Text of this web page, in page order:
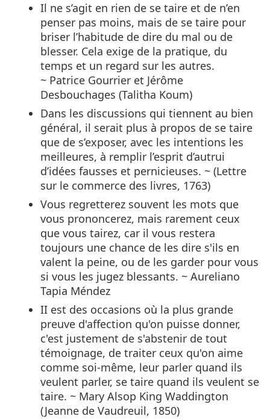
Il ne s’agit en rien de se taire et de n’en
penser pas moins, mais de se taire pour
briser l’habitude de dire du mal ou de
blesser. Cela exige de la pratique, du
temps et un regard sur les autres.
~ Patrice Gourrier et Jérôme
Desbouchages (Talitha Koum)
Dans les discussions qui tiennent au bien
général, il serait plus à propos de se taire
que de s’exposer, avec les intentions les
meilleures, à remplir l’esprit d’autrui
d’idées fausses et pernicieuses. ~ (Lettre
sur le commerce des livres, 1763)
Vous regretterez souvent les mots que
vous prononcerez, mais rarement ceux
que vous tairez, car il vous restera
toujours une chance de les dire s'ils en
valent la peine, ou de les garder pour vous
si vous les jugez blessants. ~ Aureliano
Tapia Méndez
II est des occasions où la plus grande
preuve d'affection qu'on puisse donner,
c'est justement de s'abstenir de tout
témoignage, de traiter ceux qu'on aime
comme soi-même, leur parler quand ils
veulent parler, se taire quand ils veulent se
taire. ~ Mary Alsop King Waddington
(Jeanne de Vaudreuil, 1850)